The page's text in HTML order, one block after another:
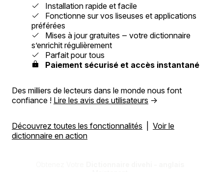
Installation rapide et facile
Fonctionne sur vos liseuses et applications
préférées
Mises à jour gratuites ‒ votre dictionnaire
s’enrichit régulièrement
Parfait pour tous
Paiement sécurisé et accès instantané
Des milliers de lecteurs dans le monde nous font
confiance ! Lire les avis des utilisateurs →
Découvrez toutes les fonctionnalités
Voir le
dictionnaire en action